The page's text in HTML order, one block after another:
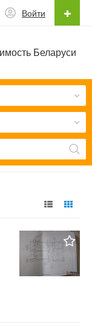
Беларуси
Войти